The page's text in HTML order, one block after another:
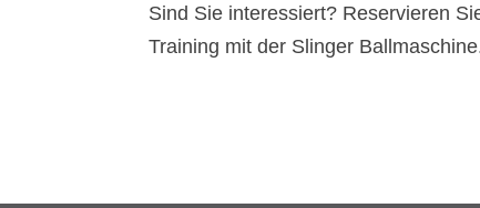
Sind Sie interessiert? Reservieren
Training mit der Slinger